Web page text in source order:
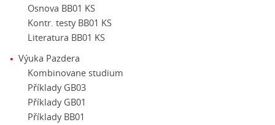
Osnova BB01 KS
Kontr. testy BB01 KS
Literatura BB01 KS
Výuka Pazdera
Kombinovane studium
Příklady GB03
Příklady GB01
Příklady BB01